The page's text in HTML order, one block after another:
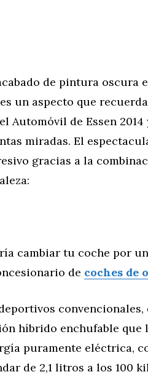
de pintura oscura
un aspecto que
Automóvil de Essen
miradas. El
gracias a la
cambiar tu coche por
de coches de
híbrido enchufable que
puramente eléctrica,
de 2,1 litros a los 100